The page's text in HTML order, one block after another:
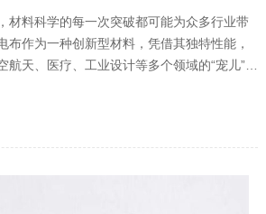
材料科学的每一次突破都可能为众多行业带
布作为一种创新型材料，凭借其独特性能，
天、医疗、工业设计等多个领域的“宠儿”。
位，为各行业提供优质解决方案。